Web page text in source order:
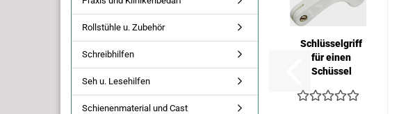
Schlüsselgriff
für einen
Schüssel
Rollstühle u. Zubehör
Schreibhilfen
Seh u. Lesehilfen
Schienenmaterial und Cast